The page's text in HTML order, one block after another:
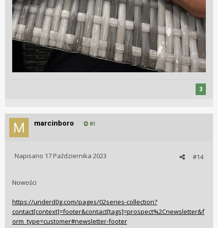
3
marcinboro 81
#14
Napisano 17 Października 2023
Nowości
https://underd0g.com/pages/02series-collection?
contact[context]=footer&contact[tags]=prospect%2Cnewsletter&f
orm_type=customer#newsletter-footer